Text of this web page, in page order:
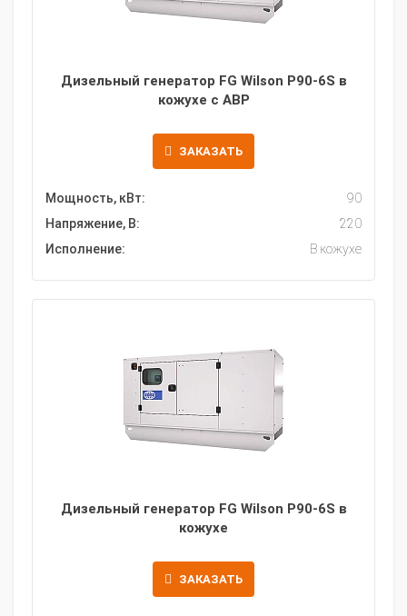
Дизельный генератор FG Wilson P90-6S в
кожухе с АВР
ЗАКАЗАТЬ
Мощность, кВт:
90
Напряжение, В:
220
Исполнение:
В кожухе
Дизельный генератор FG Wilson P90-6S в
кожухе
ЗАКАЗАТЬ